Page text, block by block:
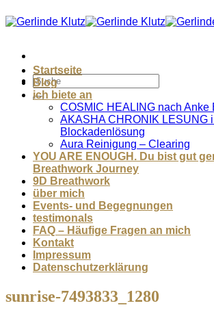
Inhalt
Startseite
Blog
ich biete an
COSMIC HEALING nach Anke
AKASHA CHRONIK LESUNG
Blockadenlösung
Aura Reinigung – Clearing
YOU ARE ENOUGH. Du bist gut
Breathwork Journey
9D Breathwork
über mich
Events- und Begegnungen
testimonals
FAQ – Häufige Fragen an mich
Kontakt
Impressum
Datenschutzerklärung
sunrise-7493833_1280